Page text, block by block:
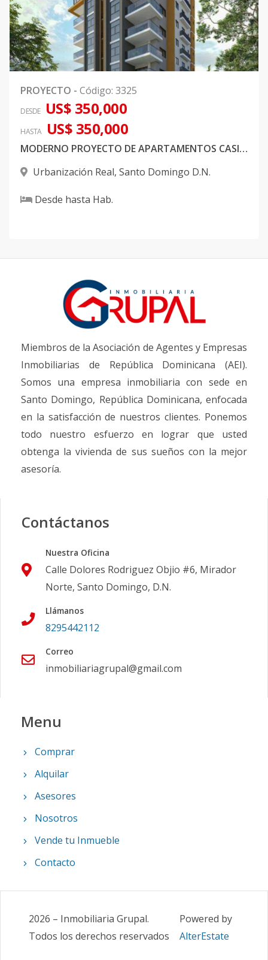
PROYECTO - Código: 3325
DESDE US$ 350,000
HASTA US$ 350,000
MODERNO PROYECTO DE APARTAMENTOS CASI LISTOS EN URBANIZACION REAL
Urbanización Real, Santo Domingo D.N.
Desde hasta Hab.
Miembros de la Asociación de Agentes y Empresas
Inmobiliarias de República Dominicana (AEI).
Somos una empresa inmobiliaria con sede en
Santo Domingo, República Dominicana, enfocada
en la satisfacción de nuestros clientes. Ponemos
todo nuestro esfuerzo en lograr que usted
obtenga la vivienda de sus sueños con la mejor
asesoría.
Contáctanos
Nuestra Oficina
Calle Dolores Rodriguez Objio #6, Mirador
Norte, Santo Domingo, D.N.
Llámanos
8295442112
Correo
inmobiliariagrupal@gmail.com
Menu
Comprar
Alquilar
Asesores
Nosotros
Vende tu Inmueble
Contacto
2026 – Inmobiliaria Grupal.
Todos los derechos reservados
Powered by
AlterEstate